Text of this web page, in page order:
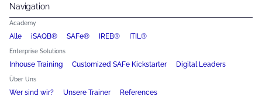
Navigation
Academy
Alle iSAQB® SAFe® IREB® ITIL®
Enterprise Solutions
Inhouse Training Customized SAFe Kickstarter Digital Leaders
Über Uns
Wer sind wir? Unsere Trainer References